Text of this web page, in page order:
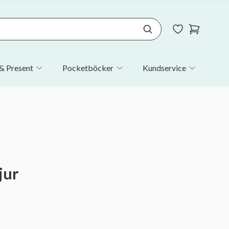
Present Pocketböcker Kundservice